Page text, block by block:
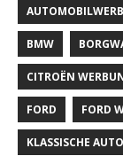
BMW
CITROËN
FORD FORD
KLASSISCHE